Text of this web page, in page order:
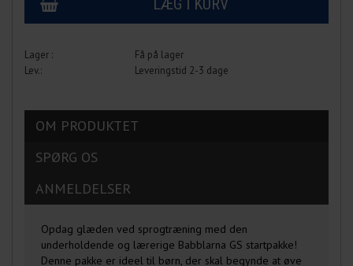
Få på lager
Leveringstid 2-3 dage
OM PRODUKTET
SPØRG OS
ANMELDELSER
Opdag glæden ved sprogtræning med den
underholdende og lærerige Babblarna GS startpakke!
Denne pakke er ideel til børn, der skal begynde at øve